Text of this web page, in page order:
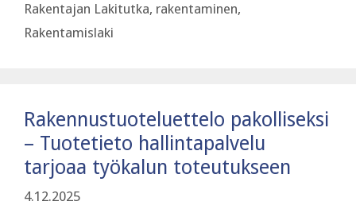
Rakentajan Lakitutka, rakentaminen,
Rakentamislaki
Rakennustuoteluettelo pakolliseksi
– Tuotetieto hallintapalvelu
tarjoaa työkalun toteutukseen
4.12.2025